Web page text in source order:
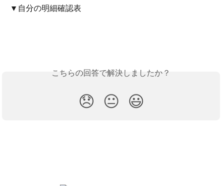
▼自分の明細確認表
こちらの回答で解決しましたか？
😞 😐 😃